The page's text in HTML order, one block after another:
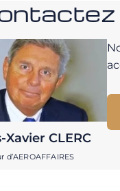
Xavier CLERC
d’AEROAFFAIRES